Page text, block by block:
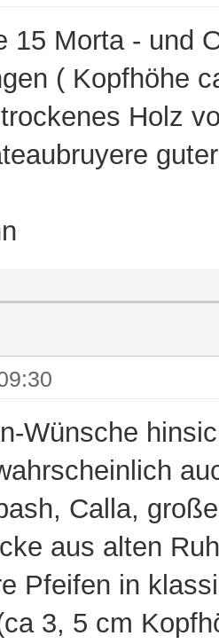
15 Morta - und
( Kopfhöhe
Holz
Wünsche
Calla,
aus alten
Pfeifen in
3, 5 cm